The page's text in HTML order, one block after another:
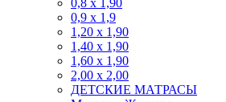
0,8 х 1,90
0,9 х 1,9
1,20 х 1,90
1,40 х 1,90
1,60 х 1,90
2,00 х 2,00
ДЕТСКИЕ МАТРАСЫ